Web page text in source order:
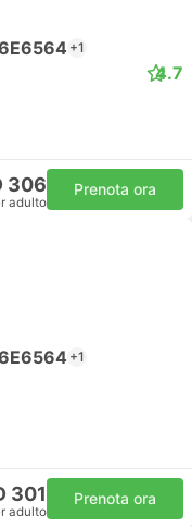
+1
4.7
306
adulto
Prenota ora
+1
301
adulto
Prenota ora